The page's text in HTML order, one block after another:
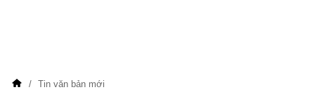
Tin văn bản mới